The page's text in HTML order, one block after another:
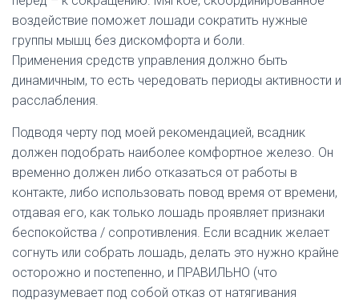
воздействие поможет лошади сократить нужные
группы мышц без дискомфорта и боли.
Применения средств управления должно быть
динамичным, то есть чередовать периоды активности и
расслабления.
Подводя черту под моей рекомендацией, всадник
должен подобрать наиболее комфортное железо. Он
временно должен либо отказаться от работы в
контакте, либо использовать повод время от времени,
отдавая его, как только лошадь проявляет признаки
беспокойства / сопротивления. Если всадник желает
согнуть или собрать лошадь, делать это нужно крайне
осторожно и постепенно, и ПРАВИЛЬНО (что
подразумевает под собой отказ от натягивания